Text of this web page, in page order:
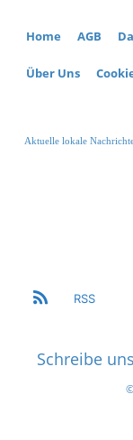
Home AGB
Über Uns
Aktuelle lokale
RSS
Schreibe